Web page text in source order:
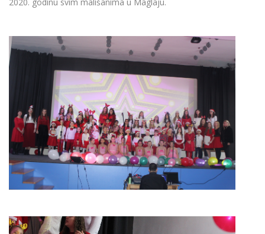
2020. godinu svim mališanima u Maglaju.